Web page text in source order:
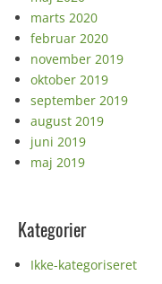
marts 2020
februar 2020
november 2019
oktober 2019
september 2019
august 2019
juni 2019
maj 2019
Kategorier
Ikke-kategoriseret